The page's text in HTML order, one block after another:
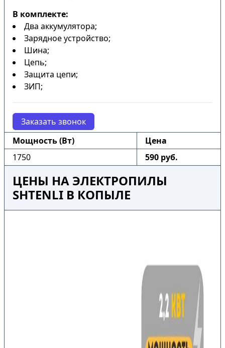
В комплекте:
Два аккумулятора;
Зарядное устройство;
Шина;
Цепь;
Защита цепи;
ЗИП;
Заказать звонок
Мощность (Вт)
Цена
1750
590 руб.
ЦЕНЫ НА ЭЛЕКТРОПИЛЫ
SHTENLI В КОПЫЛЕ